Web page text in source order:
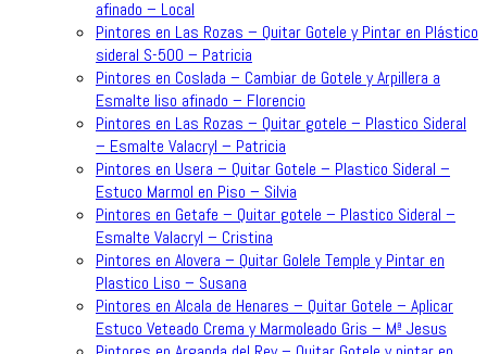
afinado – Local
Pintores en Las Rozas – Quitar Gotele y Pintar en Plástico
sideral S-500 – Patricia
Pintores en Coslada – Cambiar de Gotele y Arpillera a
Esmalte liso afinado – Florencio
Pintores en Las Rozas – Quitar gotele – Plastico Sideral
– Esmalte Valacryl – Patricia
Pintores en Usera – Quitar Gotele – Plastico Sideral –
Estuco Marmol en Piso – Silvia
Pintores en Getafe – Quitar gotele – Plastico Sideral –
Esmalte Valacryl – Cristina
Pintores en Alovera – Quitar Golele Temple y Pintar en
Plastico Liso – Susana
Pintores en Alcala de Henares – Quitar Gotele – Aplicar
Estuco Veteado Crema y Marmoleado Gris – Mª Jesus